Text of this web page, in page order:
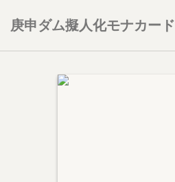
庚申ダム擬人化モナカード